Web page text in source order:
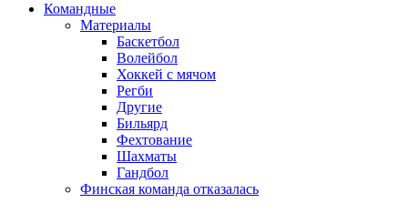
Командные
Материалы
Баскетбол
Волейбол
Хоккей с мячом
Регби
Другие
Бильярд
Фехтование
Шахматы
Гандбол
Финская команда отказалась